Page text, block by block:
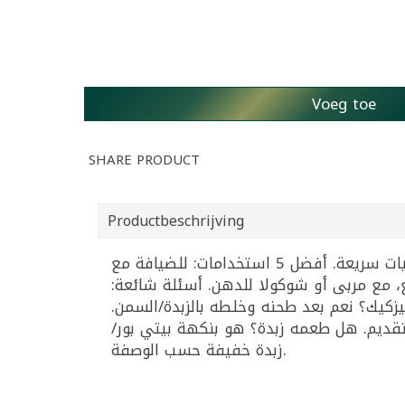
Voeg toe
SHARE PRODUCT
Productbeschrijving
بسكويت مقرمش على طريقة “بيتي بور” من فيتا، مناسب للضيافة مع الشاي والقهوة ولتحضير حلويات سريعة. أفضل 5 استخدامات: للضيافة مع
مع مربى أو شوكولا للدهن. أسئلة شائعة:
نعم بعد طحنه وخلطه بالزبدة/السمن.
هل طعمه زبدة؟ هو بنكهة بيتي بور/
زبدة خفيفة حسب الوصفة.